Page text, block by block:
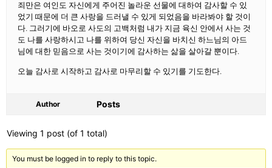
죄만은 여인도 자신에게 주어진 놀라운 선물에 대하여 감사할 수 있
었기 때문에 더 큰 사랑을 드러낼 수 있게 되었음을 바라봐야 할 것이
다. 그러기에 바오로 사도의 고백처럼 내가 지금 육신 안에서 사는 것
도 나를 사랑하시고 나를 위하여 당신 자신을 바치신 하느님의 아드
님에 대한 믿음으로 사는 것이기에 감사하는 삶을 살아갈 뿐이다.
오늘 감사로 시작하고 감사로 마무리할 수 있기를 기도한다.
Author Posts
Viewing 1 post (of 1 total)
You must be logged in to reply to this topic.